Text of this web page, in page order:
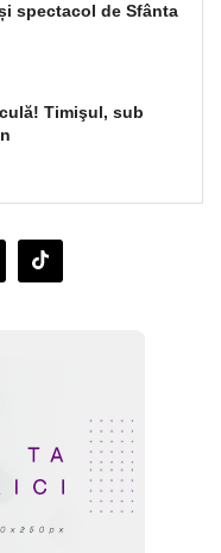
spectacol de Sfânta
Timişul, sub